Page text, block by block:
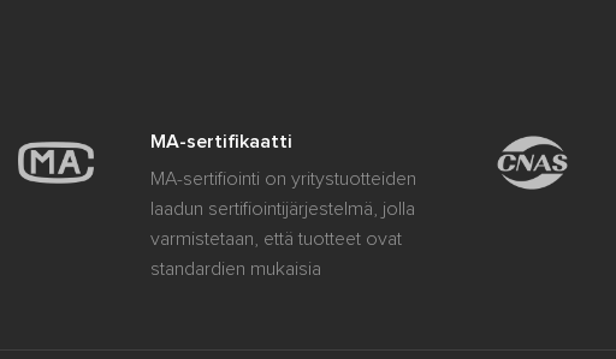
MA-sertifikaatti
MA-sertifiointi on yritystuotteiden
laadun sertifiointijärjestelmä, jolla
varmistetaan, että tuotteet ovat
standardien mukaisia